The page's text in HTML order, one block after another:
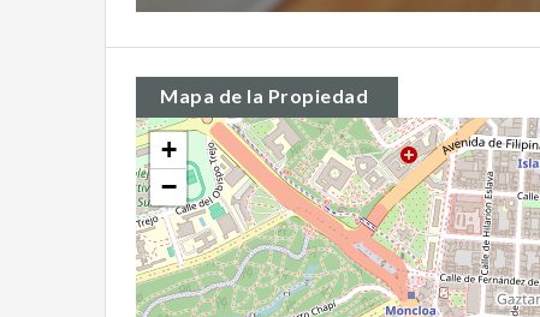
Mapa de la Propiedad
+
−